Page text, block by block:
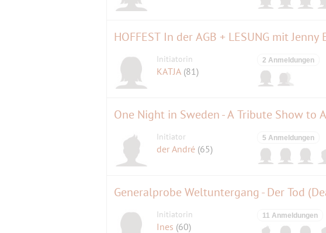
Initiatorin
KATJA (81)
2 Anmeldungen
One Night in Sweden - A Tribute Show to
Initiator
der André (65)
5 Anmeldungen
Initiatorin
Ines (60)
11 Anmeldungen